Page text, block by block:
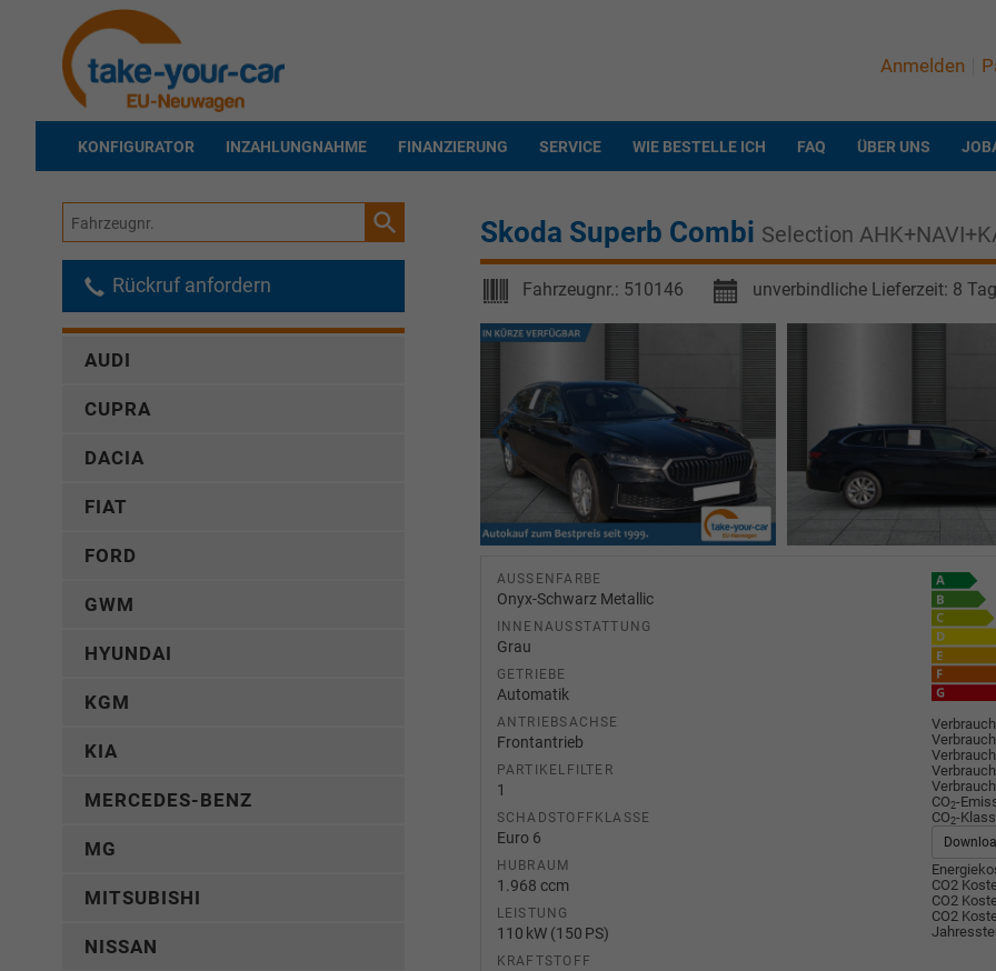
Anmelden
KONFIGURATOR INZAHLUNGNAHME FINANZIERUNG SERVICE WIE BESTELLE ICH FAQ ÜBER UNS
Skoda Superb Combi Selection
Fahrzeugnr.: 510146 unverbindliche Lieferzeit: 8
AUSSENFARBE
Onyx-Schwarz Metallic
INNENAUSSTATTUNG
Grau
GETRIEBE
Automatik
ANTRIEBSACHSE
Frontantrieb
PARTIKELFILTER
1
SCHADSTOFFKLASSE
Euro 6
HUBRAUM
1.968 ccm
LEISTUNG
110 kW (150 PS)
KRAFTSTOFF
CO2-
CO2-
CO2
CO2
CO2
Fahrzeugnr.
Rückruf anfordern
AUDI
CUPRA
DACIA
FIAT
FORD
GWM
HYUNDAI
KGM
KIA
MERCEDES-BENZ
MG
MITSUBISHI
NISSAN